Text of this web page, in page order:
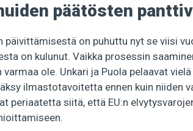
päätösten
päivittämisestä on puhuttu nyt se viisi
on kulunut. Vaikka prosessin
ole. Unkari ja Puola pelaavat
ilmastotavoitetta ennen kuin niiden
periaatetta siitä, että EU:n